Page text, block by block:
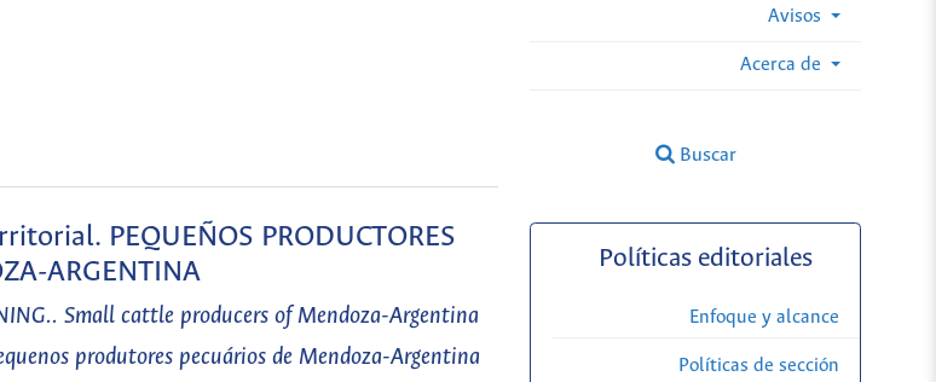
Avisos
Acerca de
Buscar
PEQUEÑOS PRODUCTORES
ARGENTINA
Small cattle producers of Mendoza-Argentina
produtores pecuários de Mendoza-Argentina
Políticas editoriales
Enfoque y alcance
Políticas de sección